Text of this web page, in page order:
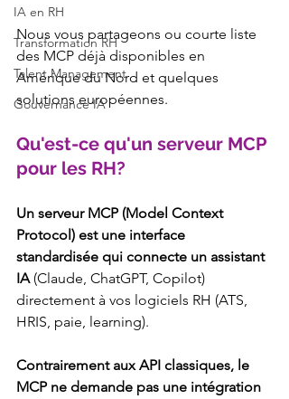
IA en RH
Transformation RH
Talent Management
Gouvernance IA
Nous vous partageons ou courte liste
des MCP déjà disponibles en
Amérique du Nord et quelques
solutions européennes.
Qu'est-ce qu'un serveur MCP
pour les RH?
Un serveur MCP (Model Context
Protocol) est une interface
standardisée qui connecte un assistant
IA (Claude, ChatGPT, Copilot)
directement à vos logiciels RH (ATS,
HRIS, paie, learning).
Contrairement aux API classiques, le
MCP ne demande pas une intégration